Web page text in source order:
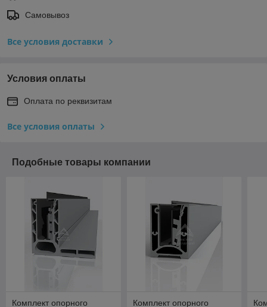
Самовывоз
Все условия доставки
Условия оплаты
Оплата по реквизитам
Все условия оплаты
Подобные товары компании
Комплект опорного
Комплект опорного